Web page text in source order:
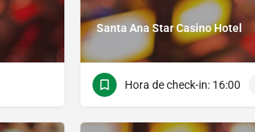
Santa Ana Star Casino Hotel
Hora de check-in: 16:00